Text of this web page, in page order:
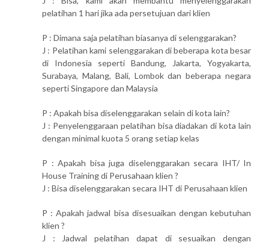
pelatihan 1 hari jika ada persetujuan dari klien
P : Dimana saja pelatihan biasanya di selenggarakan?
J : Pelatihan kami selenggarakan di beberapa kota besar
di Indonesia seperti Bandung, Jakarta, Yogyakarta,
Surabaya, Malang, Bali, Lombok dan beberapa negara
seperti Singapore dan Malaysia
P : Apakah bisa diselenggarakan selain di kota lain?
J : Penyelenggaraan pelatihan bisa diadakan di kota lain
dengan minimal kuota 5 orang setiap kelas
P : Apakah bisa juga diselenggarakan secara IHT/ In
House Training di Perusahaan klien ?
J : Bisa diselenggarakan secara IHT di Perusahaan klien
P : Apakah jadwal bisa disesuaikan dengan kebutuhan
klien ?
J : Jadwal pelatihan dapat di sesuaikan dengan